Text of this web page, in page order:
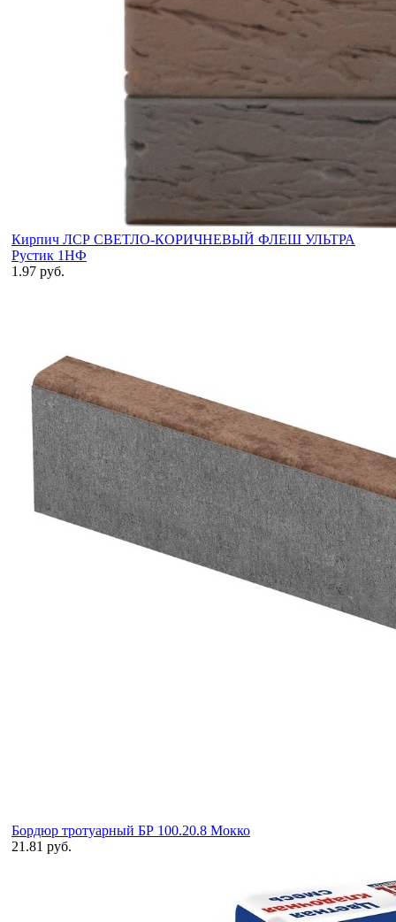
Кирпич ЛСР СВЕТЛО-КОРИЧНЕВЫЙ ФЛЕШ УЛЬТРА
Рустик 1НФ
1.97 руб.
Бордюр тротуарный БР 100.20.8 Мокко
21.81 руб.